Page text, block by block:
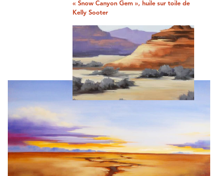
« Snow Canyon Gem », huile sur toile de
Kelly Sooter